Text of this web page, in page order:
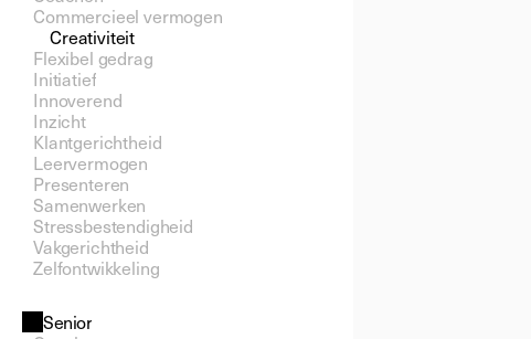
Commercieel vermogen
Creativiteit
Flexibel gedrag
Initiatief
Innoverend
Inzicht
Klantgerichtheid
Leervermogen
Presenteren
Samenwerken
Stressbestendigheid
Vakgerichtheid
Zelfontwikkeling
Senior